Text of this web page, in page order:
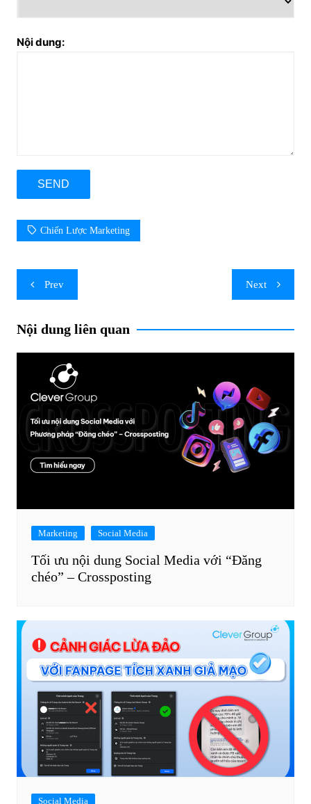
Nội dung:
Chiến Lược Marketing
Post
navigation
Prev Next
Nội dung liên quan
Marketing Social Media
Tối ưu nội dung Social Media với “Đăng
chéo” – Crossposting
Social Media